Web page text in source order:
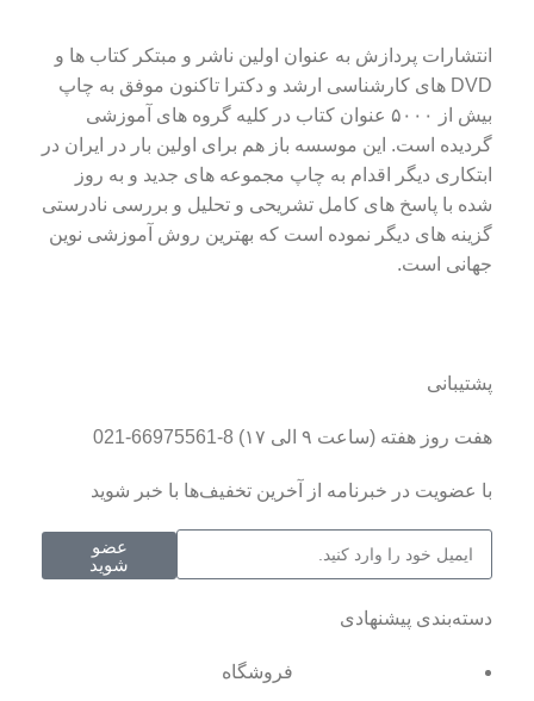
انتشارات پردازش به عنوان اولین ناشر و مبتکر کتاب ها و
DVD های کارشناسی ارشد و دکترا تاکنون موفق به چاپ
بیش از ۵۰۰۰ عنوان کتاب در کلیه گروه های آموزشی
گردیده است. این موسسه باز هم برای اولین بار در ایران در
ابتکاری دیگر اقدام به چاپ مجموعه های جدید و به روز
شده با پاسخ های کامل تشریحی و تحلیل و بررسی نادرستی
گزینه های دیگر نموده است که بهترین روش آموزشی نوین
جهانی است.
پشتیبانی
هفت روز هفته (ساعت ۹ الی ۱۷) 8-66975561-021
با عضویت در خبرنامه از آخرین تخفیف‌ها با خبر شوید
عضو
شوید
دسته‌بندی پیشنهادی
فروشگاه